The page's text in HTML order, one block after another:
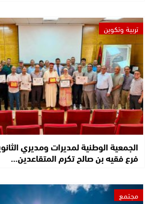
تربية وتكوين
الجمعية الوطنية لمديرات ومديري
فرع فقيه بن صالح تكرم المتقاعدين…
مجتمع